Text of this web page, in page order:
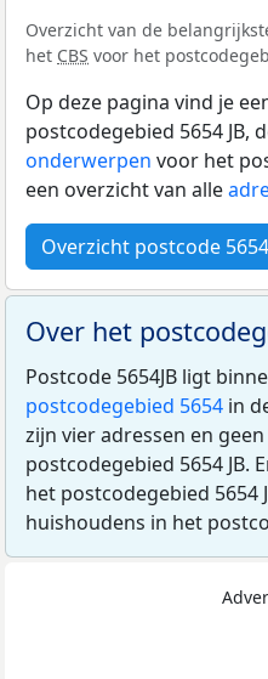
Overzicht van de
het CBS voor het
Op deze pagina vind je
postcodegebied 5654 JB,
onderwerpen voor het
een overzicht van alle
Overzicht postcode 5654
Over het
Postcode 5654JB ligt
postcodegebied 5654 in
zijn vier adressen en
postcodegebied 5654 JB.
het postcodegebied 5654
huishoudens in het